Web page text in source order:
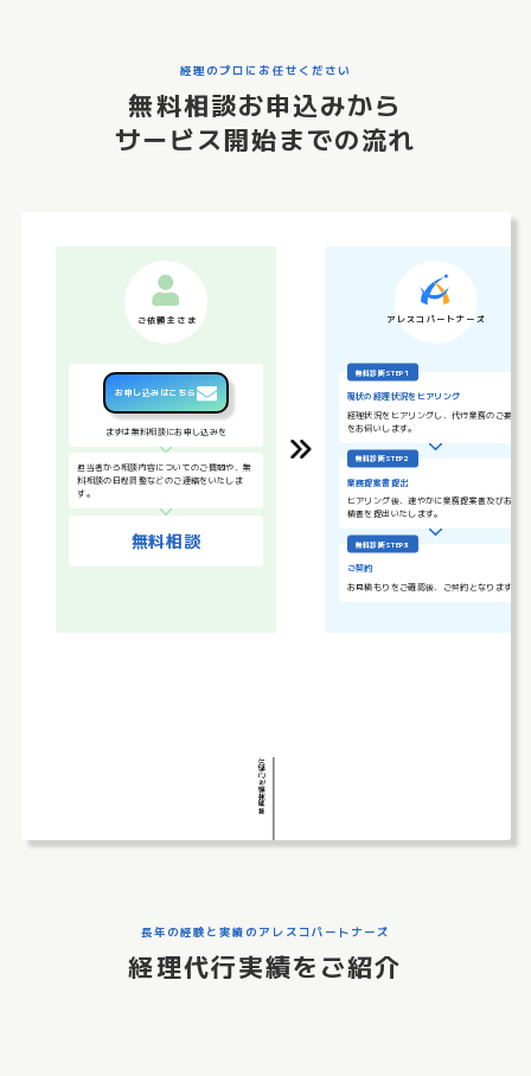
経理のプロにお任せください
無料相談お申込みから
サービス開始までの流れ
ご依頼主 さま
お申し込みはこちら
まずは無料相談にお申し込みを
担当者から相談内容についてのご質問や、無
料相談の日程調整などのご連絡をいたしま
す。
無料相談
アレスコパートナーズ
無料診断STEP１
現状の経理状況をヒアリング
経理状況をヒアリングし、代行業務のご要望
をお伺いします。
無料診断STEP２
業務提案書提出
ヒアリング後、速やかに業務提案書及びお見
積書を提出いたします。
無料診断STEP３
ご契約
お見積もりをご確認後、ご契約となります。
業務実績をご紹介
長年の経験と実績のアレスコパートナーズ
経理代行実績をご紹介